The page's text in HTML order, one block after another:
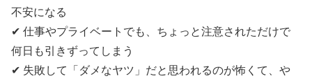
不安になる
✔ 仕事やプライベートでも、ちょっと注意されただけで
何日も引きずってしまう
✔ 失敗して「ダメなヤツ」だと思われるのが怖くて、や